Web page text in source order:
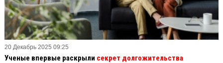
20 Декабрь 2025 09:25
Ученые впервые раскрыли секрет долгожительства